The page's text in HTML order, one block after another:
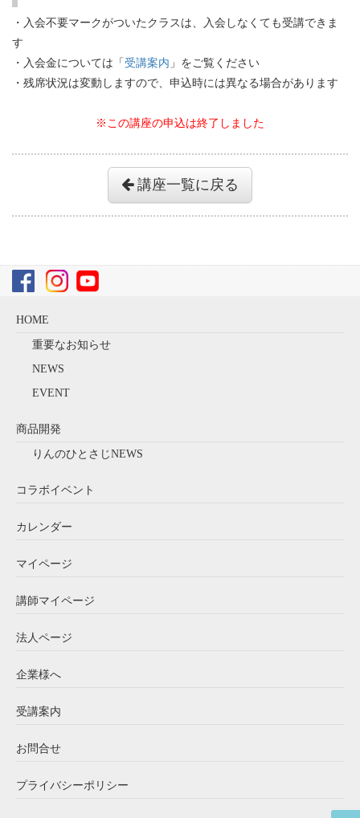
・入会不要マークがついたクラスは、入会しなくても受講できま
す
・入会金については「 受講案内 」をご覧ください
・残席状況は変動しますので、申込時には異なる場合があります
※この講座の申込は終了しました
講座一覧に戻る
HOME
重要なお知らせ
NEWS
EVENT
商品開発
りんのひとさじNEWS
コラボイベント
カレンダー
マイページ
講師マイページ
法人ページ
企業様へ
受講案内
お問合せ
プライバシーポリシー